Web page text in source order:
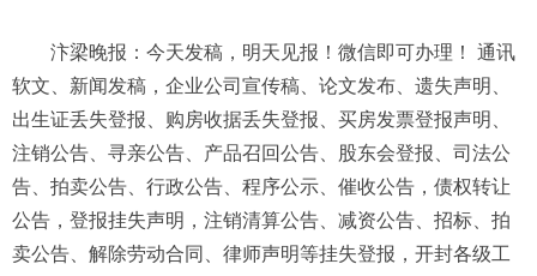
汴梁晚报：今天发稿，明天见报！微信即可办理！ 通讯
软文、新闻发稿，企业公司宣传稿、论文发布、遗失声明、
出生证丢失登报、购房收据丢失登报、买房发票登报声明、
注销公告、寻亲公告、产品召回公告、股东会登报、司法公
告、拍卖公告、行政公告、程序公示、催收公告，债权转让
公告，登报挂失声明，注销清算公告、减资公告、招标、拍
卖公告、解除劳动合同、律师声明等挂失登报，开封各级工